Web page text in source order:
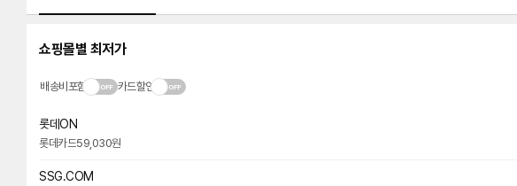
쇼핑몰별 최저가
배송비포함 카드할인
롯데ON
롯데카드59,030원
SSG.COM